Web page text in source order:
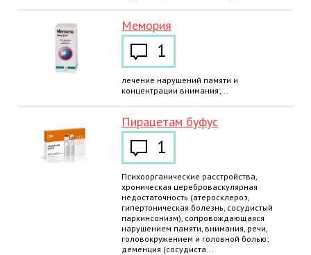
Мемория
1
лечение нарушений памяти и
концентрации внимания;...
Пирацетам буфус
1
Психоорганические расстройства,
хроническая цереброваскулярная
недостаточность (атеросклероз,
гипертоническая болезнь, сосудистый
паркинсонизм), сопровождающаяся
нарушением памяти, внимания, речи,
головокружением и головной болью;
деменция (сосудиста...